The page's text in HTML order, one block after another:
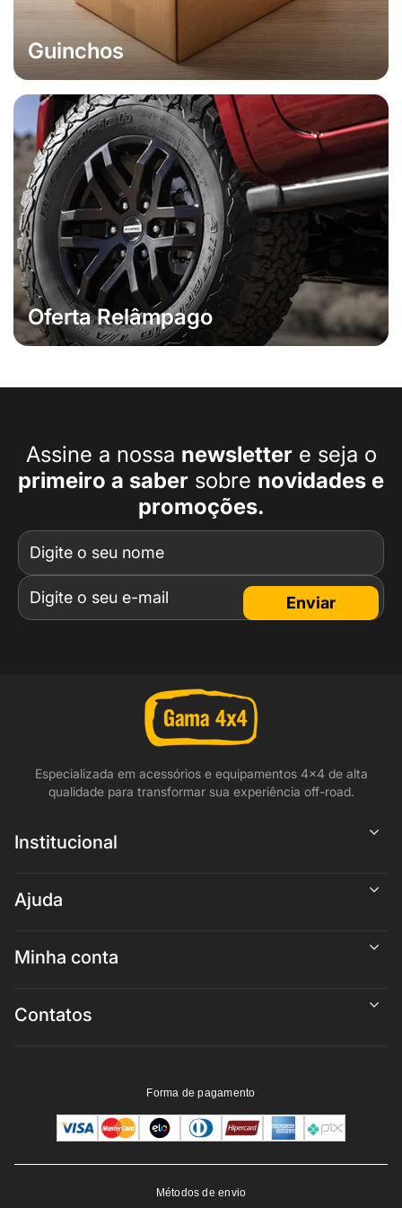
Guinchos
Oferta Relâmpago
Assine a nossa newslettere seja o
primeiro a saber sobre novidades e
promoções.
Enviar
Especializada em acessórios e equipamentos 4x4 de alta
qualidade para transformar sua experiência off-road.
Institucional
Ajuda
Minha conta
Contatos
Forma de pagamento
Métodos de envio